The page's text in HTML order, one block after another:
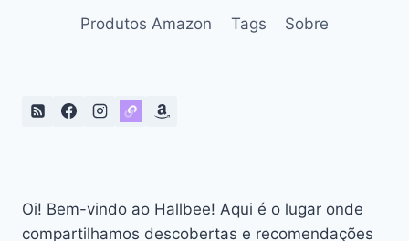
Produtos Amazon
Tags Sobre
Oi! Bem-vindo ao Hallbee! Aqui é o lugar onde
compartilhamos descobertas e recomendações